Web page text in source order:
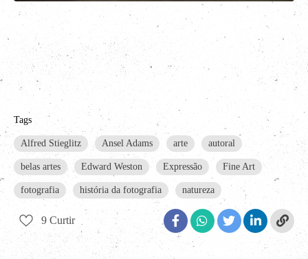
Tags
Alfred Stieglitz Ansel Adams arte autoral
belas artes Edward Weston Expressão Fine Art
fotografia história da fotografia natureza
9 Curtir